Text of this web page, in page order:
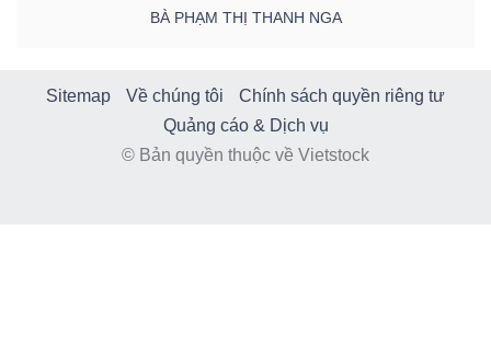
BÀ PHẠM THỊ THANH NGA
Sitemap Về chúng tôi
Chính sách quyền riêng tư
Quảng cáo & Dịch vụ
© Bản quyền thuộc về Vietstock